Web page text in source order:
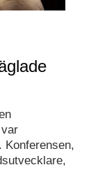
Konferensen,